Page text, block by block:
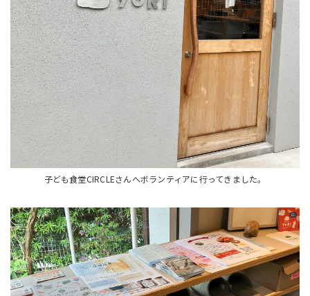
子ども食堂CIRCLEさんへボランティアに行ってきました。